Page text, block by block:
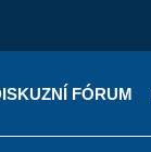
FÓRUM